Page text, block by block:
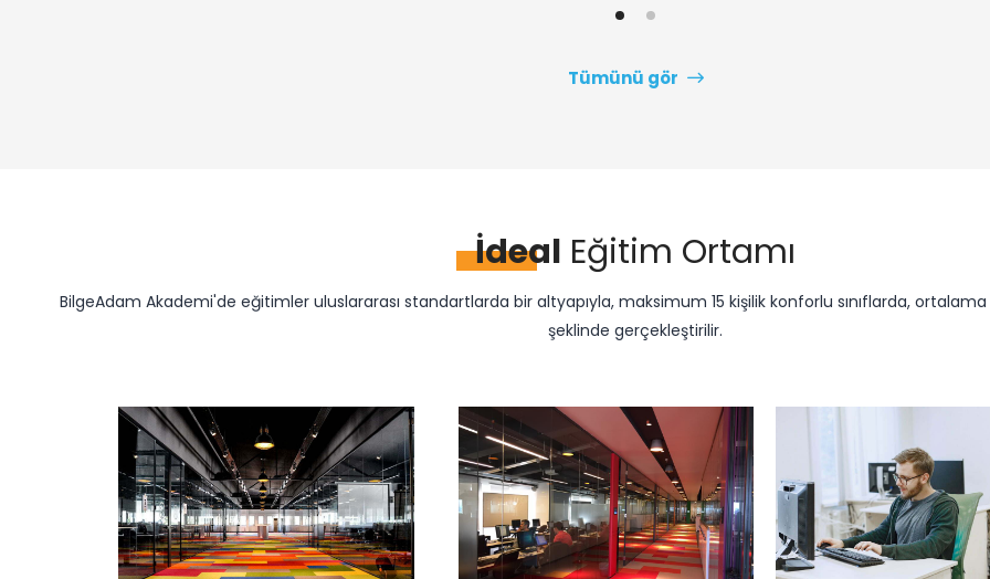
Tümünü gör
İdeal Eğitim Ortamı
BilgeAdam Akademi'de eğitimler uluslararası standartlarda bir altyapıyla, maksimum 15 kişilik konforlu sınıflarda,
şeklinde gerçekleştirilir.